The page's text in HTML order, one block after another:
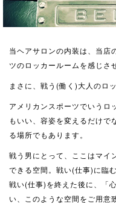
当ヘアサロンの内装は、当店
ツのロッカールームを感じさ
まさに、戦う(働く)大人のロ
アメリカンスポーツでいうロ
もいい、容姿を変えるだけで
る場所でもあります。
戦う男にとって、ここはマイ
できる空間。戦い(仕事)に臨
戦い(仕事)を終えた後に、「
い、このような空間をご用意